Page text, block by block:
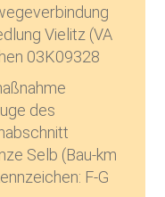
Vielitz (VA
03K09328
des
Selb (Bau-km
F-G